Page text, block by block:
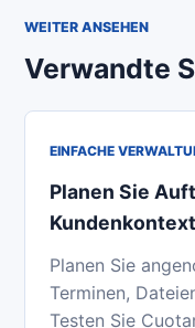
WEITER ANSEHEN
Verwandte
EINFACHE
Planen Sie
Planen Sie
Terminen,
Testen Sie